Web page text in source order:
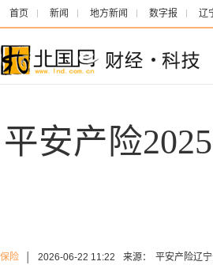
首页 新闻 地方新闻 数字报 辽
平安产险
保险 2026-06-22 11:22 来源： 平安产险辽宁